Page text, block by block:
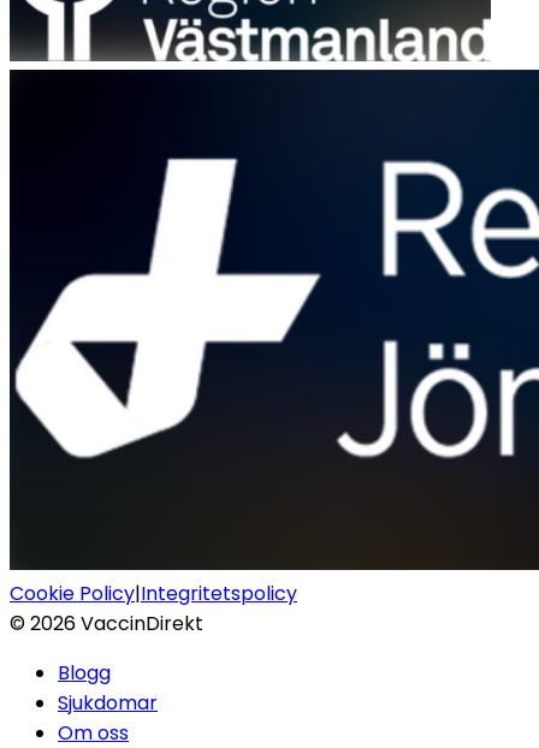
Cookie Policy|Integritetspolicy
©2026VaccinDirekt
Blogg
Sjukdomar
Om oss